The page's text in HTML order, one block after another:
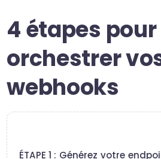
4 étapes pour
orchestrer
webhooks
ÉTAPE 1 : Générez votre